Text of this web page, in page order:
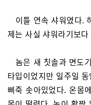
이틀 연속 샤워였다.
제는 사실 샤워라기보
놈은 새 칫솔과 면도
타입이었지만 일주일
삐죽 솟아있었다. 온몸